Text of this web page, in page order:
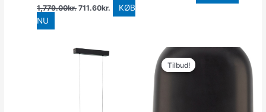
1,779.00kr. 711.60kr.
KØB
NU
Tilbud!
Tilbud!
oprindelige
pris
aktuelle